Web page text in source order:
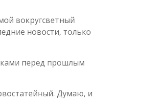
вокругсветный
новости, только
перед прошлым
Думаю, и